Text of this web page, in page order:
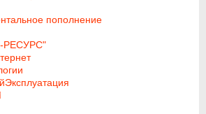
пополнение
РЕСУРС"